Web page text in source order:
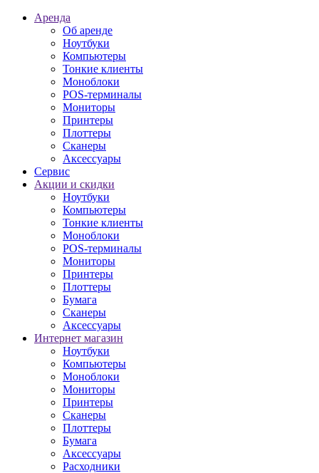
Аренда
Об аренде
Ноутбуки
Компьютеры
Тонкие клиенты
Моноблоки
POS-терминалы
Мониторы
Принтеры
Плоттеры
Сканеры
Аксессуары
Сервис
Акции и скидки
Ноутбуки
Компьютеры
Тонкие клиенты
Моноблоки
POS-терминалы
Мониторы
Принтеры
Плоттеры
Бумага
Сканеры
Аксессуары
Интернет магазин
Ноутбуки
Компьютеры
Моноблоки
Мониторы
Принтеры
Сканеры
Плоттеры
Бумага
Аксессуары
Расходники